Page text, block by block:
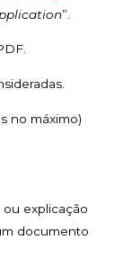
”.
no máximo)
explicação
documento